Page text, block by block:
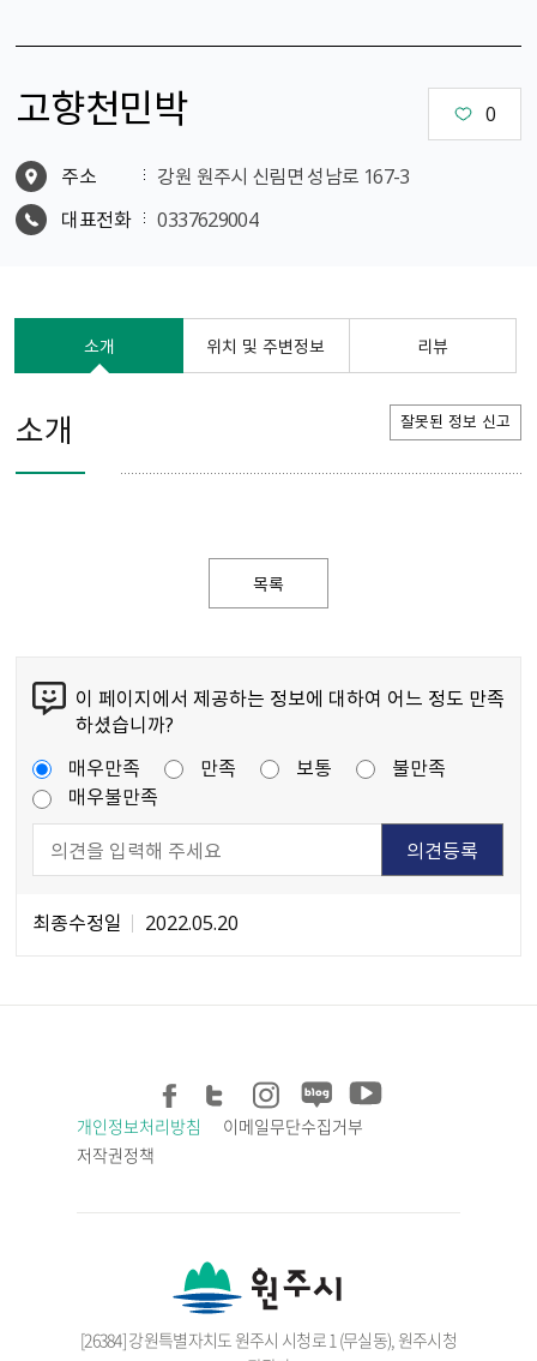
고향천민박 0
주소
강원 원주시 신림면 성남로 167-3
대표전화
0337629004
소개 위치 및 주변정보 리뷰
소개 잘못된 정보 신고
목록
이 페이지에서 제공하는 정보에 대하여 어느 정도 만족
하셨습니까?
매우만족
만족 보통
불만족
매우불만족
최종수정일 2022.05.20
개인정보처리방침
이메일무단수집거부
저작권정책
[26384] 강원특별자치도 원주시 시청로 1 (무실동), 원주시청